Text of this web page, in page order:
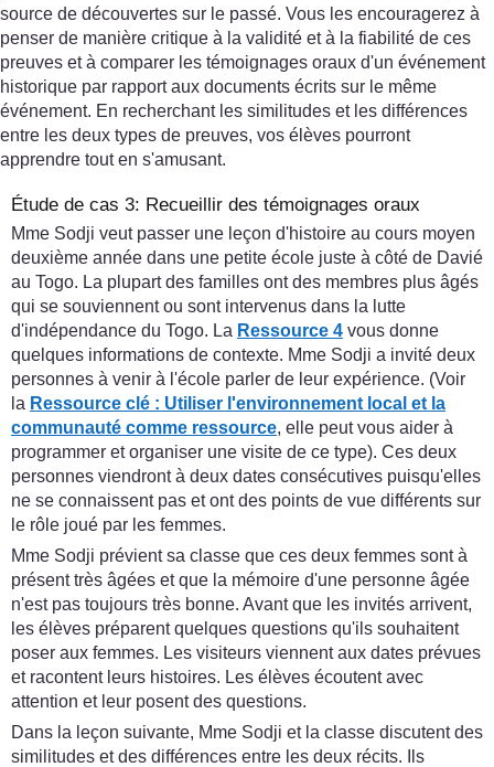
source de découvertes sur le passé. Vous les encouragerez à
penser de manière critique à la validité et à la fiabilité de ces
preuves et à comparer les témoignages oraux d'un événement
historique par rapport aux documents écrits sur le même
événement. En recherchant les similitudes et les différences
entre les deux types de preuves, vos élèves pourront
apprendre tout en s'amusant.
Étude de cas 3: Recueillir des témoignages oraux
Mme Sodji veut passer une leçon d'histoire au cours moyen
deuxième année dans une petite école juste à côté de Davié
au Togo. La plupart des familles ont des membres plus âgés
qui se souviennent ou sont intervenus dans la lutte
d'indépendance du Togo. La Ressource 4 vous donne
quelques informations de contexte. Mme Sodji a invité deux
personnes à venir à l'école parler de leur expérience. (Voir
la Ressource clé : Utiliser l'environnement local et la
communauté comme ressource, elle peut vous aider à
programmer et organiser une visite de ce type). Ces deux
personnes viendront à deux dates consécutives puisqu'elles
ne se connaissent pas et ont des points de vue différents sur
le rôle joué par les femmes.
Mme Sodji prévient sa classe que ces deux femmes sont à
présent très âgées et que la mémoire d'une personne âgée
n'est pas toujours très bonne. Avant que les invités arrivent,
les élèves préparent quelques questions qu'ils souhaitent
poser aux femmes. Les visiteurs viennent aux dates prévues
et racontent leurs histoires. Les élèves écoutent avec
attention et leur posent des questions.
Dans la leçon suivante, Mme Sodji et la classe discutent des
similitudes et des différences entre les deux récits. Ils